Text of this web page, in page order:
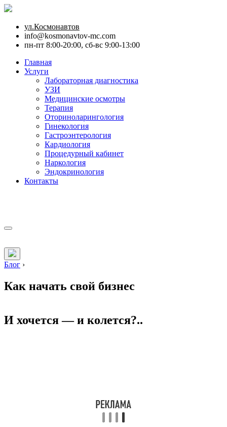
ул.Космонавтов
info@kosmonavtov-mc.com
пн-пт 8:00-20:00, сб-вс 9:00-13:00
Главная
Услуги
Лабораторная диагностика
УЗИ
Медицинские осмотры
Терапия
Оториноларингология
Гинекология
Гастроэнтерология
Кардиология
Процедурный кабинет
Наркология
Эндокринология
Контакты
Блог ›
Как начать свой бизнес
И хочется — и колется?..